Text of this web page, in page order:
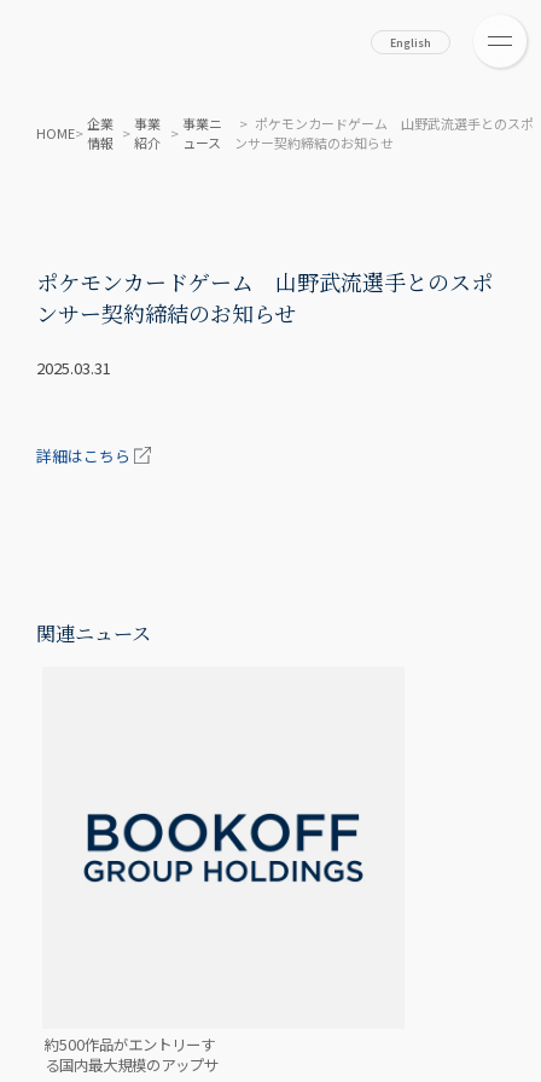
English
HOME>企業
情報 > 事業
紹介 > 事業ニ
ュース
> ポケモンカードゲーム 山野武流選手とのスポ
ンサー契約締結のお知らせ
ポケモンカードゲーム 山野武流選手とのスポ
ンサー契約締結のお知らせ
2025.03.31
詳細はこちら
関連ニュース
約500作品がエントリーす
る国内最大規模のアップサ